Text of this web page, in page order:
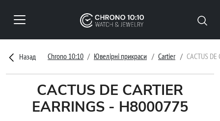
Назад Chrono 10:10 Ювелірні прикраси Cartier CACTUS
CACTUS DE CARTIER
EARRINGS - H8000775